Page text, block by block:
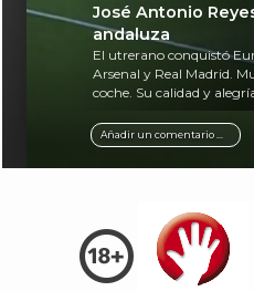
Añadir un comentario ...
José Antonio
andaluza
El utrerano conquistó
Arsenal y Real Madrid.
coche. Su calidad y